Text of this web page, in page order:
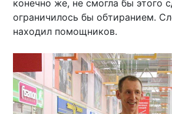
конечно же, не смогла бы этого
ограничилось бы обтиранием.
находил помощников.